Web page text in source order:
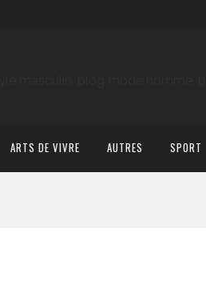
ARTS DE VIVRE AUTRES SPORT